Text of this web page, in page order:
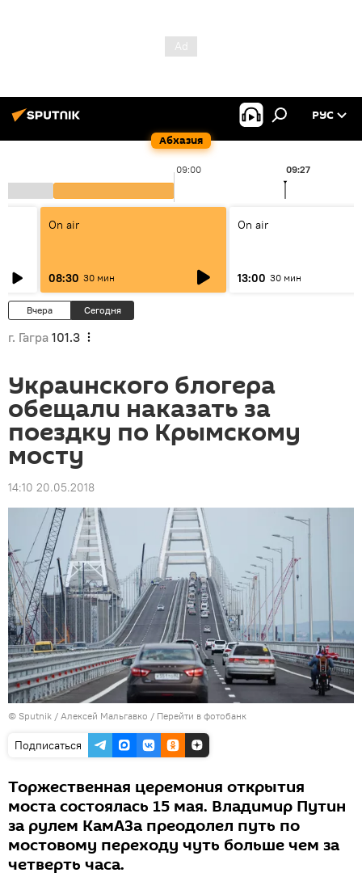
Абхазия
РУС
09:00 09:27
On air
08:30 30 мин
On air
13:00 30 мин
Вчера Сегодня
г. Гагра 101.3
Украинского блогера
обещали наказать за
поездку по Крымскому
мосту
14:10 20.05.2018
© Sputnik / Алексей Мальгавко / Перейти в фотобанк
Подписаться
Торжественная церемония открытия
моста состоялась 15 мая. Владимир Путин
за рулем КамАЗа преодолел путь по
мостовому переходу чуть больше чем за
четверть часа.